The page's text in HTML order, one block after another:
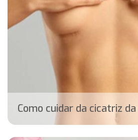
Como cuidar da cicatriz